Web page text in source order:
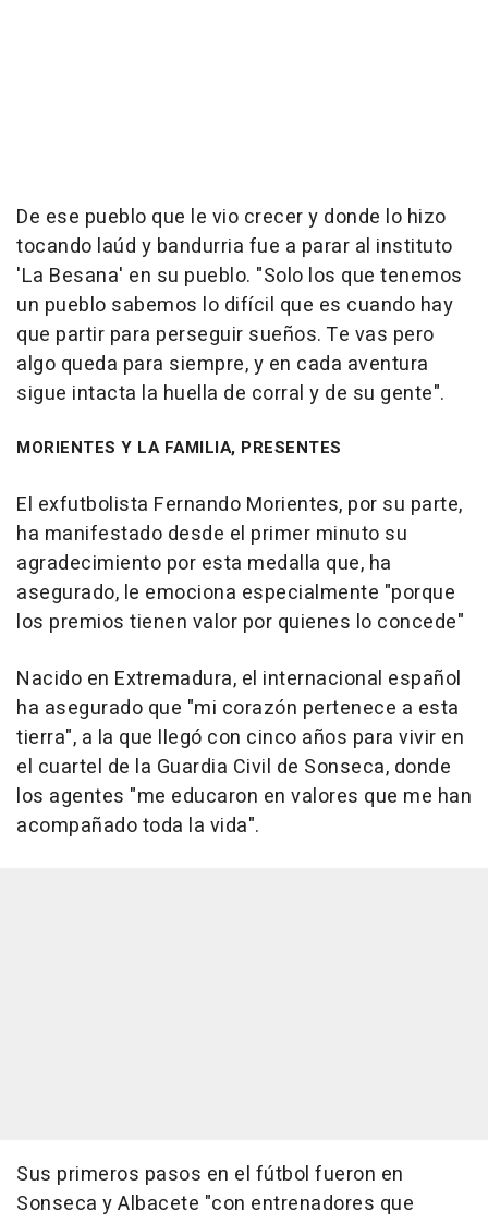
De ese pueblo que le vio crecer y donde lo hizo
tocando laúd y bandurria fue a parar al instituto
'La Besana' en su pueblo. "Solo los que tenemos
un pueblo sabemos lo difícil que es cuando hay
que partir para perseguir sueños. Te vas pero
algo queda para siempre, y en cada aventura
sigue intacta la huella de corral y de su gente".
MORIENTES Y LA FAMILIA, PRESENTES
El exfutbolista Fernando Morientes, por su parte,
ha manifestado desde el primer minuto su
agradecimiento por esta medalla que, ha
asegurado, le emociona especialmente "porque
los premios tienen valor por quienes lo concede"
Nacido en Extremadura, el internacional español
ha asegurado que "mi corazón pertenece a esta
tierra", a la que llegó con cinco años para vivir en
el cuartel de la Guardia Civil de Sonseca, donde
los agentes "me educaron en valores que me han
acompañado toda la vida".
Sus primeros pasos en el fútbol fueron en
Sonseca y Albacete "con entrenadores que